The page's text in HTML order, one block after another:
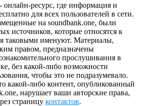
онлайн-ресурс, где информация и
для всех пользователей в сети.
на soundbank.one, были
источников, которые относятся к
таковыми именуют. Материалы,
правом, предназначены
прослушивания в
без какой-либо возможности
чтобы это не подразумевало.
какой-либо контент, опубликованный
нарушает ваши авторские права,
страницу контактов.